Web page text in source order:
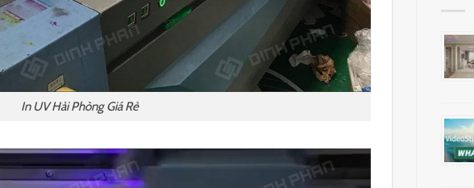
In UV Hải Phòng Giá Rẻ